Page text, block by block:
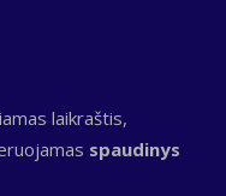
laikraštis,
spaudinys